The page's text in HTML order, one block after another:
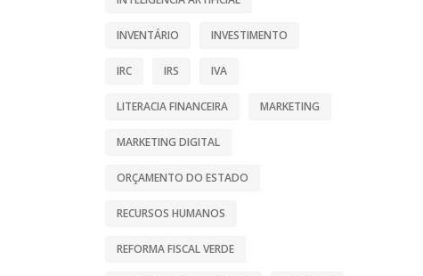
INVENTÁRIO INVESTIMENTO
IRC IRS IVA
LITERACIA FINANCEIRA MARKETING
MARKETING DIGITAL
ORÇAMENTO DO ESTADO
RECURSOS HUMANOS
REFORMA FISCAL VERDE